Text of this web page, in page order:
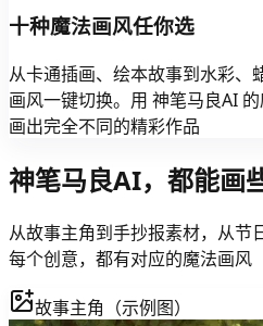
十种魔法画风任你选
从卡通插画、绘本故事到水彩
画风一键切换。用 神笔马良AI
画出完全不同的精彩作品
神笔马良AI，都能画
从故事主角到手抄报素材，从
每个创意，都有对应的魔法画风
故事主角（示例图）